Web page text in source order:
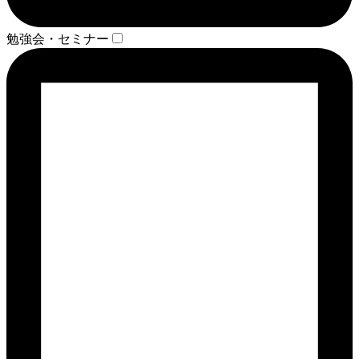
勉強会・セミナー